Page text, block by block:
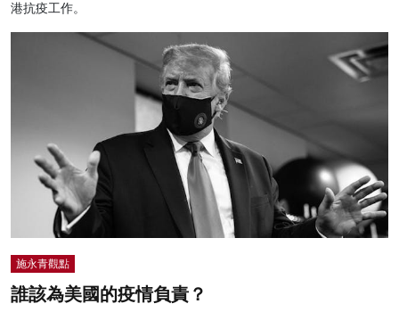
港抗疫工作。
施永青觀點
誰該為美國的疫情負責？